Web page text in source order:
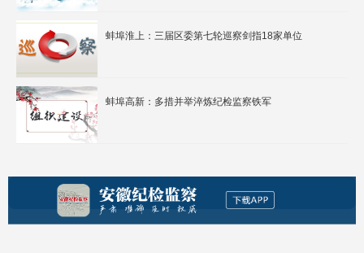
蚌埠淮上：三届区委第七轮巡察剑指18家单位
蚌埠高新：多措并举淬炼纪检监察铁军